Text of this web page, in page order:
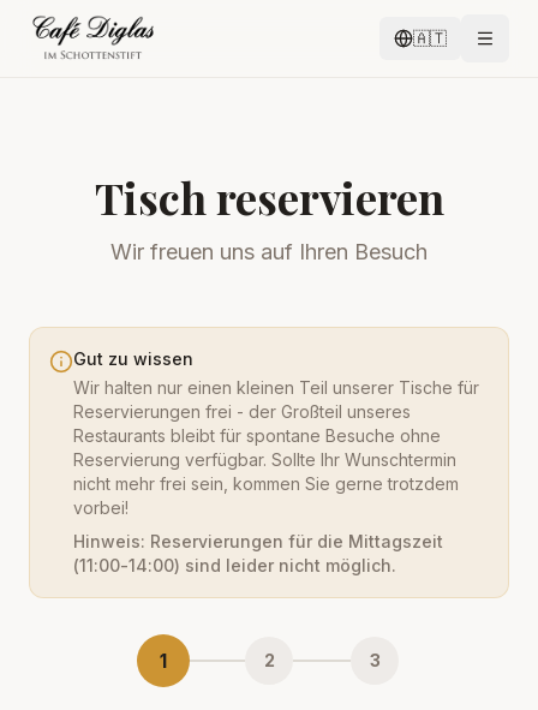
🇦🇹
Tisch reservieren
Wir freuen uns auf Ihren Besuch
Gut zu wissen
Wir halten nur einen kleinen Teil unserer Tische für
Reservierungen frei - der Großteil unseres
Restaurants bleibt für spontane Besuche ohne
Reservierung verfügbar. Sollte Ihr Wunschtermin
nicht mehr frei sein, kommen Sie gerne trotzdem
vorbei!
Hinweis: Reservierungen für die Mittagszeit
(11:00-14:00) sind leider nicht möglich.
1 2 3